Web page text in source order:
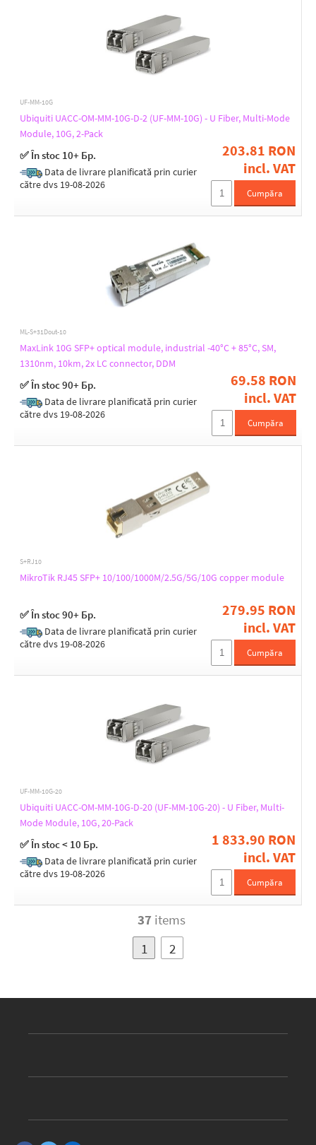
UF-MM-10G
Ubiquiti UACC-OM-MM-10G-D-2 (UF-MM-10G) - U Fiber, Multi-Mode
Module, 10G, 2-Pack
✅ În stoc 10+ Бр.
Data de livrare planificată prin curier
către dvs 19-08-2026
203.81 RON
incl. VAT
Cumpăra
ML-S+31Dout-10
MaxLink 10G SFP+ optical module, industrial -40°C + 85°C, SM,
1310nm, 10km, 2x LC connector, DDM
✅ În stoc 90+ Бр.
Data de livrare planificată prin curier
către dvs 19-08-2026
69.58 RON
incl. VAT
Cumpăra
S+RJ10
MikroTik RJ45 SFP+ 10/100/1000M/2.5G/5G/10G copper module
✅ În stoc 90+ Бр.
Data de livrare planificată prin curier
către dvs 19-08-2026
279.95 RON
incl. VAT
Cumpăra
UF-MM-10G-20
Ubiquiti UACC-OM-MM-10G-D-20 (UF-MM-10G-20) - U Fiber, Multi-
Mode Module, 10G, 20-Pack
✅ În stoc < 10 Бр.
Data de livrare planificată prin curier
către dvs 19-08-2026
1 833.90 RON
incl. VAT
Cumpăra
37 items
1
2